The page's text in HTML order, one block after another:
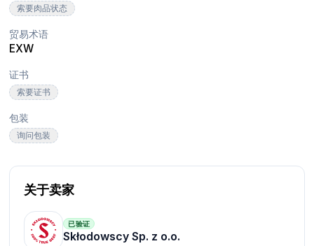
索要肉品状态
贸易术语
EXW
证书
索要证书
包装
询问包装
关于卖家
已验证
Skłodowscy Sp. z o.o.